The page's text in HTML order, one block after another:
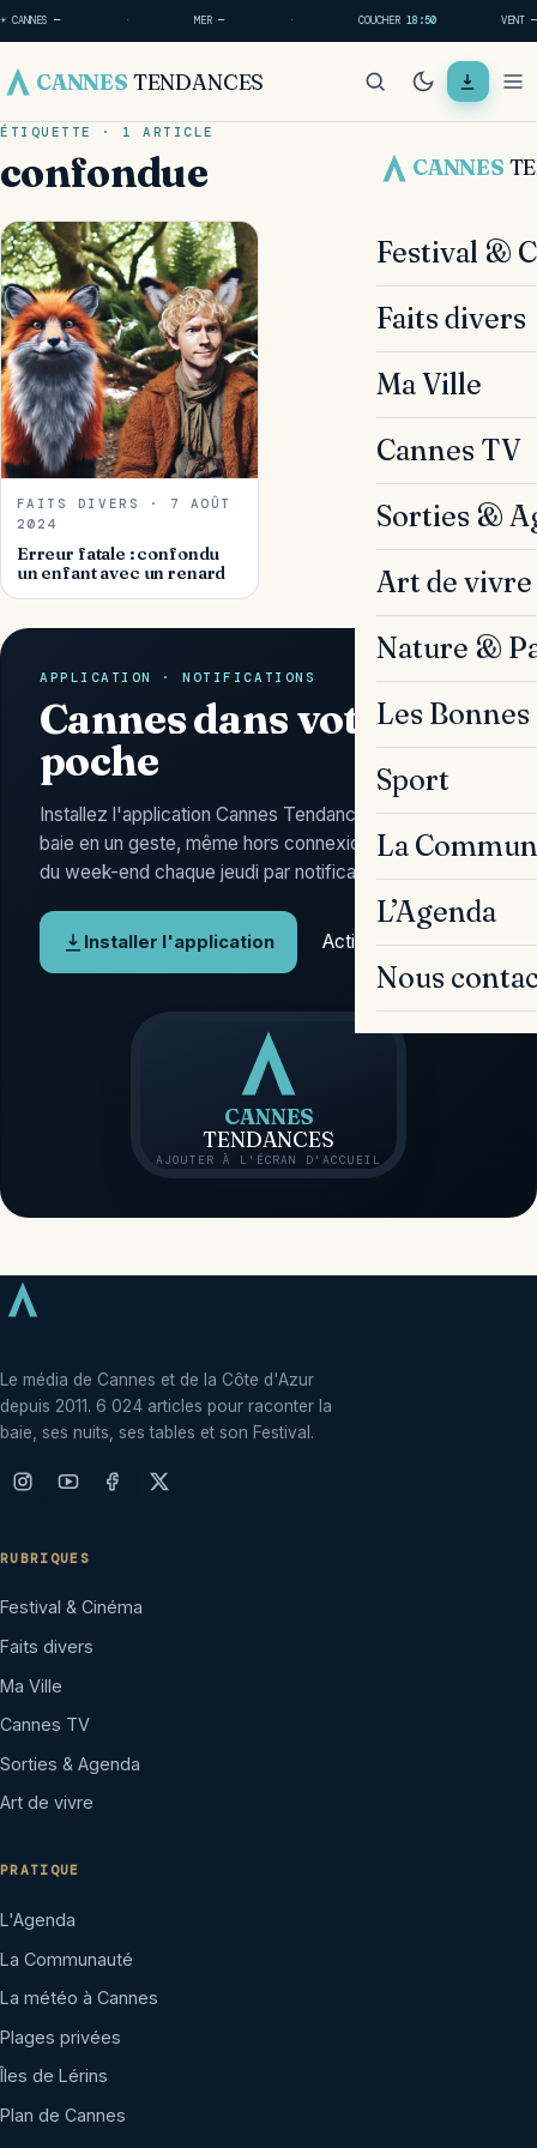
☀ CANNES — · MER— · COUCHER18:50 VENT —
CANNES TENDANCES
CANNES
Festival &
Faits divers
Ma Ville
Cannes TV
Sorties &
Art de vivre
Nature &
Les
Sport
La
L’Agenda
Nous
ÉTIQUETTE · 1 ARTICLE
confondue
FAITS DIVERS · 7 AOÛT
2024
Erreur fatale : confondu
un enfant avec un renard
APPLICATION · NOTIFICATIONS
Cannes dans votre
poche
Installez l'application Cannes Tendances : l'actu de la
baie en un geste, même hors connexion, et l'Agenda
du week-end chaque jeudi par notification.
Installer l'application Activer les alertes
CANNES
TENDANCES
AJOUTER À L'ÉCRAN D'ACCUEIL
Le média de Cannes et de la Côte d'Azur
depuis 2011. 6 024 articles pour raconter la
baie, ses nuits, ses tables et son Festival.
RUBRIQUES
Festival & Cinéma
Faits divers
Ma Ville
Cannes TV
Sorties & Agenda
Art de vivre
PRATIQUE
L'Agenda
La Communauté
La météo à Cannes
Plages privées
Îles de Lérins
Plan de Cannes